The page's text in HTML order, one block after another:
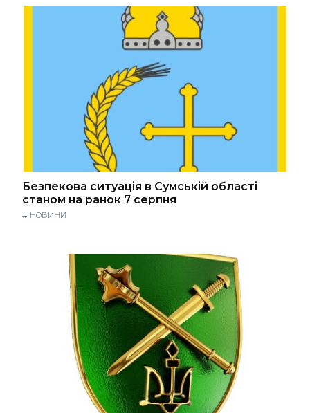
Безпекова ситуація в Сумській області
станом на ранок 7 серпня
# НОВИНИ